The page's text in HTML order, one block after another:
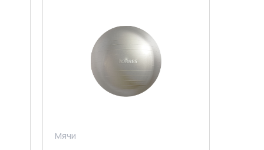
Мячи